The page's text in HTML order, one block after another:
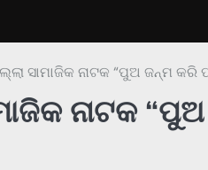
ସାମାଜିକ ନାଟକ “ପୁଅ ଜନ୍ମ କରି
ନାଟକ